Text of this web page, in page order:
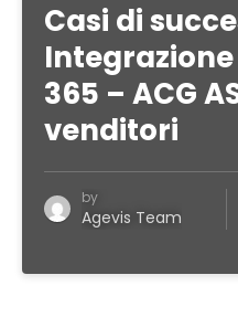
Casi di
365 – ACG
venditori
by
Agevis Team